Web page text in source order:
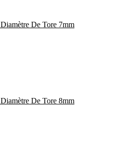
Diamètre De Tore 7mm
Diamètre De Tore 8mm